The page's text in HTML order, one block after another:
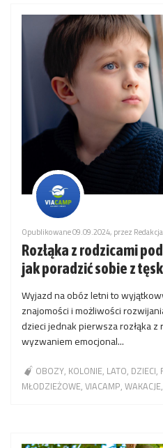
Opublikowane 09.09.2024, przez Redakcja
Rozłąka z rodzicami
jak poradzić sobie z
Wyjazd na obóz letni to
znajomości i możliwości
dzieci jednak pierwsza rozłąka z
wyzwaniem emocjonal...
OBOZY KOLONIE LATO DZIECI
MŁODZIEŻOWE VIACAMP WAKACJE